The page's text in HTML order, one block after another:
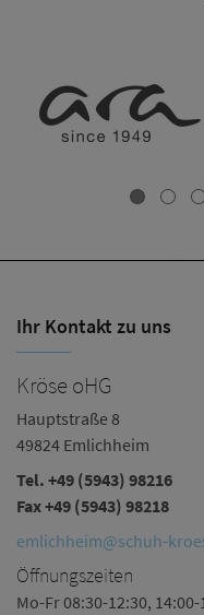
Ihr Kontakt zu uns
Kröse oHG
Hauptstraße 8
49824 Emlichheim
Tel. +49 (5943) 98216
Fax +49 (5943) 98218
emlichheim@schuh-
Öffnungszeiten
Mo-Fr 08:30-12:30, 14:00-